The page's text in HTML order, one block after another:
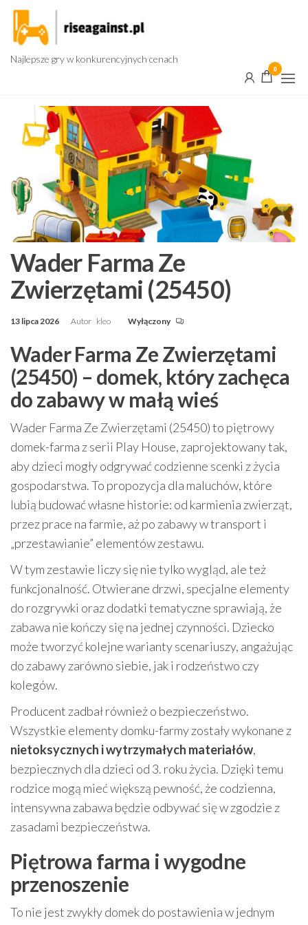
Przejdź
treści
Najlepsze gry w konkurencyjnych cenach
0
Wader Farma Ze
Zwierzętami (25450)
13 lipca 2026 Autor kleo Wyłączony
Wader Farma Ze Zwierzętami
(25450) – domek, który zachęca
do zabawy w małą wieś
Wader Farma Ze Zwierzętami (25450) to piętrowy
domek-farma z serii Play House, zaprojektowany tak,
aby dzieci mogły odgrywać codzienne scenki z życia
gospodarstwa. To propozycja dla maluchów, które
lubią budować własne historie: od karmienia zwierząt,
przez prace na farmie, aż po zabawy w transport i
„przestawianie” elementów zestawu.
W tym zestawie liczy się nie tylko wygląd, ale też
funkcjonalność. Otwierane drzwi, specjalne elementy
do rozgrywki oraz dodatki tematyczne sprawiają, że
zabawa nie kończy się na jednej czynności. Dziecko
może tworzyć kolejne warianty scenariuszy, angażując
do zabawy zarówno siebie, jak i rodzeństwo czy
kolegów.
Producent zadbał również o bezpieczeństwo.
Wszystkie elementy domku-farmy zostały wykonane z
nietoksycznych i wytrzymałych materiałów,
bezpiecznych dla dzieci od 3. roku życia. Dzięki temu
rodzice mogą mieć większą pewność, że codzienna,
intensywna zabawa będzie odbywać się w zgodzie z
zasadami bezpieczeństwa.
Piętrowa farma i wygodne
przenoszenie
To nie jest zwykły domek do postawienia w jednym